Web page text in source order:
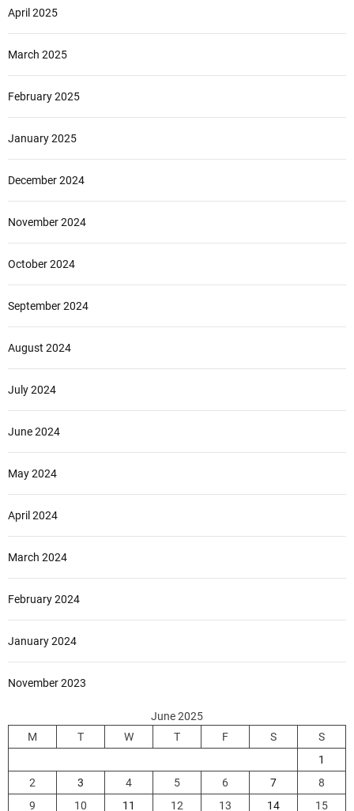
April 2025
March 2025
February 2025
January 2025
December 2024
November 2024
October 2024
September 2024
August 2024
July 2024
June 2024
May 2024
April 2024
March 2024
February 2024
January 2024
November 2023
June 2025
M
T W T F S
S
1
2
3 4 5 6 7
8
9
10 11 12 13 14 15